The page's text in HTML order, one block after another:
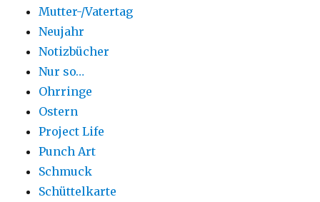
Mutter-/Vatertag
Neujahr
Notizbücher
Nur so…
Ohrringe
Ostern
Project Life
Punch Art
Schmuck
Schüttelkarte